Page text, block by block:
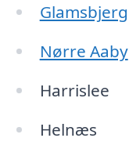
Glamsbjerg
Nørre Aaby
Harrislee
Helnæs